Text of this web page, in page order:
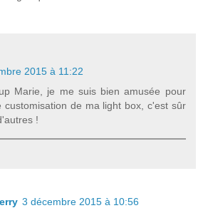
2015 à 11:22
Marie, je me suis bien amusée pour
customisation de ma light box, c'est sûr
!
3 décembre 2015 à 10:56